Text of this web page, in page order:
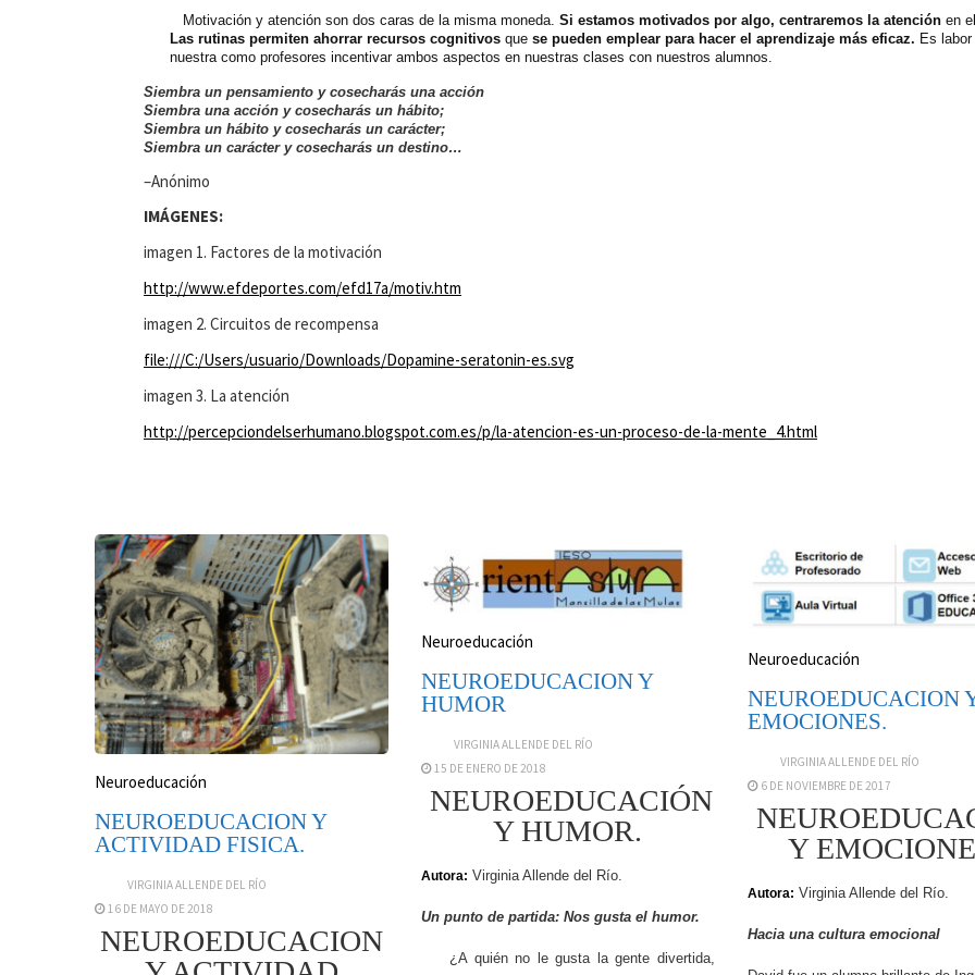
Motivación y atención son dos caras de la misma moneda. Si estamos motivados por algo, centraremos la atención en
Las rutinas permiten ahorrar recursos cognitivos que se pueden emplear para hacer el aprendizaje más eficaz. Es labor
nuestra como profesores incentivar ambos aspectos en nuestras clases con nuestros alumnos.
Siembra un pensamiento y cosecharás una acción
Siembra una acción y cosecharás un hábito;
Siembra un hábito y cosecharás un carácter;
Siembra un carácter y cosecharás un destino…
–Anónimo
IMÁGENES:
imagen 1. Factores de la motivación
http://www.efdeportes.com/efd17a/motiv.htm
imagen 2. Circuitos de recompensa
file:///C:/Users/usuario/Downloads/Dopamine-seratonin-es.svg
imagen 3. La atención
http://percepciondelserhumano.blogspot.com.es/p/la-atencion-es-un-proceso-de-la-mente_4.html
Neuroeducación
NEUROEDUCACION Y
ACTIVIDAD FISICA.
VIRGINIA ALLENDE DEL RÍO
16 DE MAYO DE 2018
NEUROEDUCACION
Neuroeducación
NEUROEDUCACION Y
HUMOR
VIRGINIA ALLENDE DEL RÍO
15 DE ENERO DE 2018
NEUROEDUCACIÓN
Y HUMOR.
Autora: Virginia Allende del Río.
Un punto de partida: Nos gusta el humor.
¿A quién no le gusta la gente divertida,
Neuroeducación
NEUROEDUCACION
EMOCIONES.
VIRGINIA ALLENDE DEL RÍO
6 DE NOVIEMBRE DE 2017
Y
Autora: Virginia Allende del Río.
Hacia una cultura emocional